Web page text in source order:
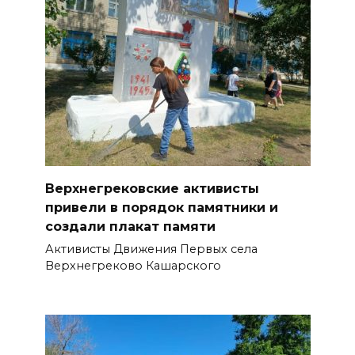
Верхнегрековские активисты
привели в порядок памятники и
создали плакат памяти
Активисты Движения Первых села
Верхнегреково Кашарского